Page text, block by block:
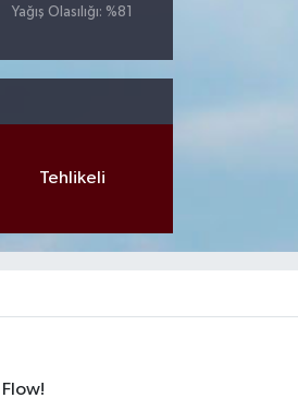
Yağış Olasılığı: %81
Tehlikeli